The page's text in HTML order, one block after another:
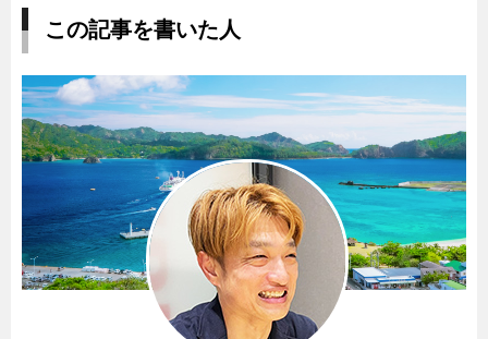
この記事を書いた人